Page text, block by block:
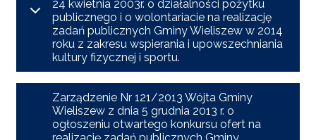
24 kwietnia 2003r. o działalności pożytku
publicznego i o wolontariacie na realizację
zadań publicznych Gminy Wieliszew w 2014
roku z zakresu wspierania i upowszechniania
kultury fizycznej i sportu.
Zarządzenie Nr 121/2013 Wójta Gminy
Wieliszew z dnia 5 grudnia 2013 r. o
ogłoszeniu otwartego konkursu ofert na